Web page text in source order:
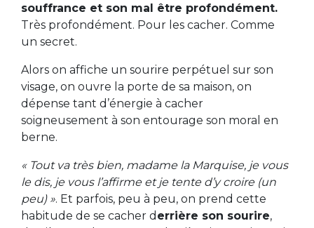
souffrance et son mal être profondément.
Très profondément. Pour les cacher. Comme
un secret.
Alors on affiche un sourire perpétuel sur son
visage, on ouvre la porte de sa maison, on
dépense tant d’énergie à cacher
soigneusement à son entourage son moral en
berne.
« Tout va très bien, madame la Marquise, je vous
le dis, je vous l’affirme et je tente d’y croire (un
peu) ». Et parfois, peu à peu, on prend cette
habitude de se cacher d errière son sourire,